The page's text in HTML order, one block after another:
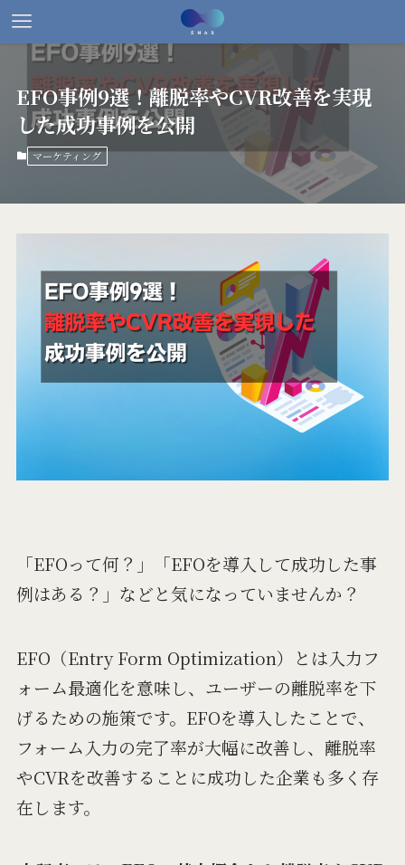
EFO事例9選！離脱率やCVR改善を実現
した成功事例を公開
マーケティング
「EFOって何？」「EFOを導入して成功した事
例はある？」などと気になっていませんか？
EFO（Entry Form Optimization）とは入力フ
ォーム最適化を意味し、ユーザーの離脱率を下
げるための施策です。EFOを導入したことで、
フォーム入力の完了率が大幅に改善し、離脱率
やCVRを改善することに成功した企業も多く存
在します。